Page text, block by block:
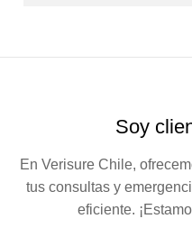
Soy
En Verisure Chile,
tus consultas y
eficiente.